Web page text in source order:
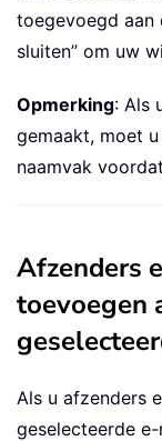
toegevoegd aan
sluiten” om uw
Opmerking: Als
gemaakt, moet
naamvak
Afzenders
toevoegen
Als u afzenders
geselecteerde